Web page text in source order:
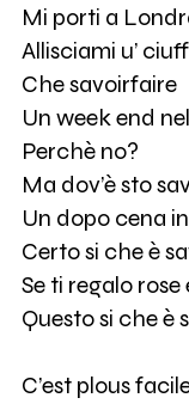
Mi porti a
Allisciami u’ ciuff
Che savoirfaire
Un week end
Perchè no?
Ma dov’è sto
Un dopo cena
Certo si che è
Se ti regalo
Questo si che è
C’est plous